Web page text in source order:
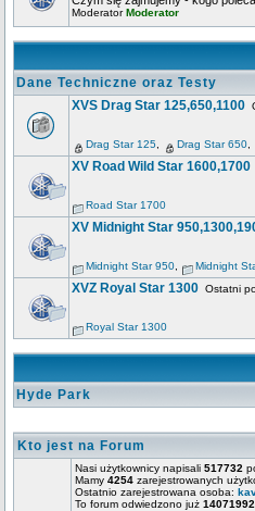
ModeratorModerator
Dane Techniczne oraz Testy
XVS Drag Star 125,650,1100
Drag Star 125 Drag Star 650
XV Road Wild Star 1600,1700
Road Star 1700
XV Midnight Star
Midnight Star 950 Midnight
XVZ Royal Star 1300 Ostatni
Royal Star 1300
Hyde Park
Kto jest na Forum
Nasi użytkownicy napisali 517732
Mamy 4254 zarejestrowanych
Ostatnio zarejestrowana osoba:
To forum odwiedzono już 14071992